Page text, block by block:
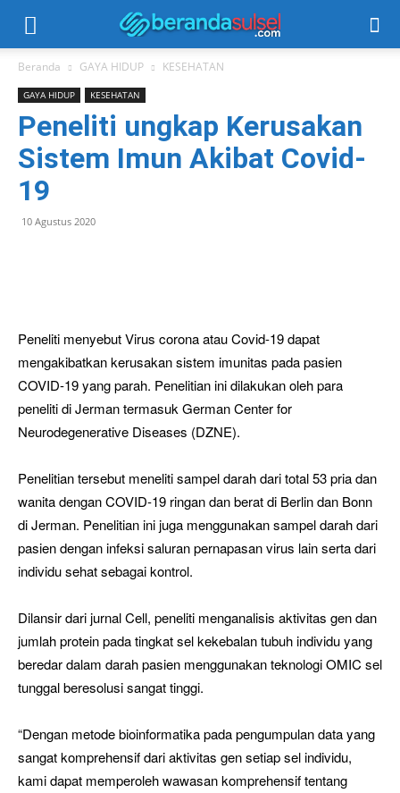
Beranda GAYA HIDUP KESEHATAN
GAYA HIDUP KESEHATAN
Peneliti ungkap Kerusakan
Sistem Imun Akibat Covid-
19
10 Agustus 2020
Peneliti menyebut Virus corona atau Covid-19 dapat
mengakibatkan kerusakan sistem imunitas pada pasien
COVID-19 yang parah. Penelitian ini dilakukan oleh para
peneliti di Jerman termasuk German Center for
Neurodegenerative Diseases (DZNE).
Penelitian tersebut meneliti sampel darah dari total 53 pria dan
wanita dengan COVID-19 ringan dan berat di Berlin dan Bonn
di Jerman. Penelitian ini juga menggunakan sampel darah dari
pasien dengan infeksi saluran pernapasan virus lain serta dari
individu sehat sebagai kontrol.
Dilansir dari jurnal Cell, peneliti menganalisis aktivitas gen dan
jumlah protein pada tingkat sel kekebalan tubuh individu yang
beredar dalam darah pasien menggunakan teknologi OMIC sel
tunggal beresolusi sangat tinggi.
“Dengan metode bioinformatika pada pengumpulan data yang
sangat komprehensif dari aktivitas gen setiap sel individu,
kami dapat memperoleh wawasan komprehensif tentang